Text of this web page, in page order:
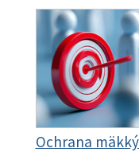
Ochrana